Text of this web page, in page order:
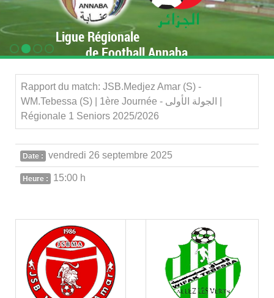
Ligue Régionale
de Football Annaba
Rapport du match: JSB.Medjez Amar (S) -
WM.Tebessa (S) | 1ère Journée - الجولة الأولى |
Régionale 1 Seniors 2025/2026
Date : vendredi 26 septembre 2025
Heure : 15:00 h